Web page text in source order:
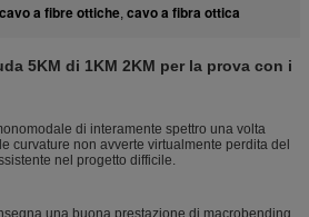
a fibre ottiche, cavo a fibra ottica
5KM di 1KM 2KM per la prova con i
di interamente spettro una volta
curvature non avverte virtualmente perdita del
nel progetto difficile.
una buona prestazione di macrobending